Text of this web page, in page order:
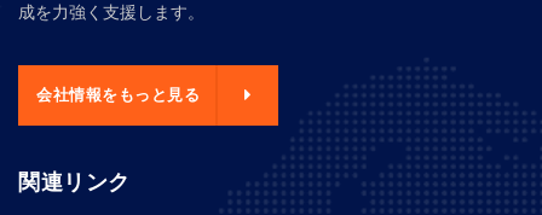
成を力強く支援します。
会社情報をもっと見る
関連リンク